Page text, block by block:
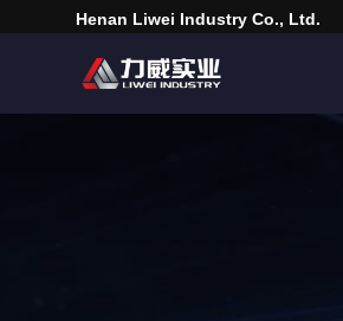
Henan Liwei Industry Co., Ltd.